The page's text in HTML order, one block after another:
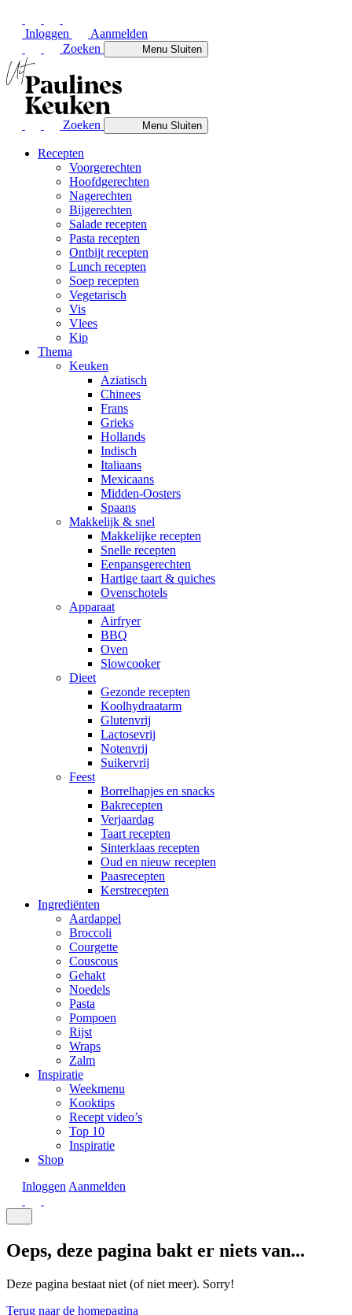
Inloggen
Aanmelden
Zoeken
MenuSluiten
Zoeken MenuSluiten
Recepten
Voorgerechten
Hoofdgerechten
Nagerechten
Bijgerechten
Salade recepten
Pasta recepten
Ontbijt recepten
Lunch recepten
Soep recepten
Vegetarisch
Vis
Vlees
Kip
Thema
Keuken
Aziatisch
Chinees
Frans
Grieks
Hollands
Indisch
Italiaans
Mexicaans
Midden-Oosters
Spaans
Makkelijk & snel
Makkelijke recepten
Snelle recepten
Eenpansgerechten
Hartige taart & quiches
Ovenschotels
Apparaat
Airfryer
BBQ
Oven
Slowcooker
Dieet
Gezonde recepten
Koolhydraatarm
Glutenvrij
Lactosevrij
Notenvrij
Suikervrij
Feest
Borrelhapjes en snacks
Bakrecepten
Verjaardag
Taart recepten
Sinterklaas recepten
Oud en nieuw recepten
Paasrecepten
Kerstrecepten
Ingrediënten
Aardappel
Broccoli
Courgette
Couscous
Gehakt
Noedels
Pasta
Pompoen
Rijst
Wraps
Zalm
Inspiratie
Weekmenu
Kooktips
Recept video’s
Top 10
Inspiratie
Shop
Inloggen Aanmelden
Oeps, deze pagina bakt er niets van...
Deze pagina bestaat niet (of niet meer). Sorry!
Terug naar de homepagina